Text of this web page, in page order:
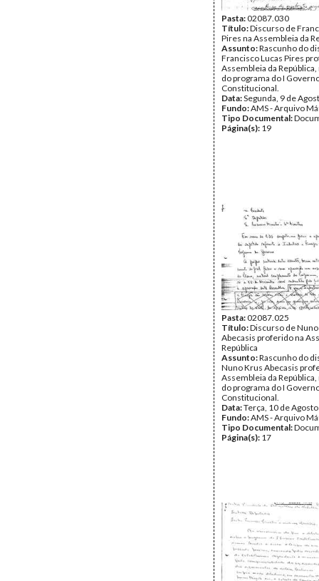
Pasta:02087.030
Título:Discurso de
Pires na Assembleia da
Assunto:Rascunho do
Francisco Lucas Pires
Assembleia da
do programa do I
Constitucional.
Data:Segunda, 9 de
Fundo:AMS - Arquivo
Tipo Documental:
Página(s): 19
Pasta:02087.025
Título:Discurso de
Abecasis proferido na
República
Assunto:Rascunho do
Nuno Krus Abecasis
Assembleia da
do programa do I
Constitucional.
Data:Terça, 10 de
Fundo:AMS - Arquivo
Tipo Documental:
Página(s): 17